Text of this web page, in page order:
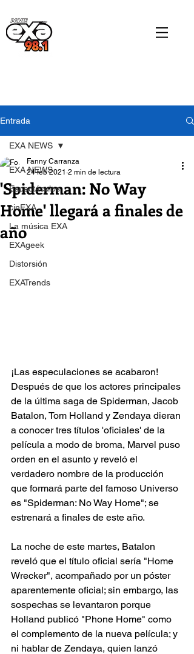
Entrada
EXA NEWS
Espectáculos
cinEXA
La música EXA
EXAgeek
Distorsión
EXATrends
EXA NEWS
'Spiderman: No Way
Home' llegará a finales de
año
Fanny Carranza
24 feb 2021 2 min de lectura
¡Las especulaciones se acabaron!
Después de que los actores principales
de la última saga de Spiderman, Jacob
Batalon, Tom Holland y Zendaya dieran
a conocer tres títulos 'oficiales' de la
película a modo de broma, Marvel puso
orden en el asunto y reveló el
verdadero nombre de la producción
que formará parte del famoso Universo
es "Spiderman: No Way Home"; se
estrenará a finales de este año.
La noche de este martes, Batalon
reveló que el título oficial sería "Home
Wrecker", acompañado por un póster
aparentemente oficial; sin embargo, las
sospechas se levantaron porque
Holland publicó "Phone Home" como
el complemento de la nueva película; y
ni hablar de Zendaya, quien lanzó